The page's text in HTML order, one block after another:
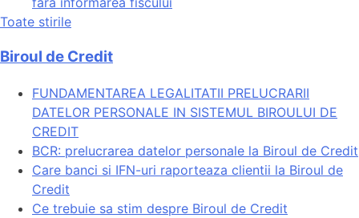
Toate stirile
Biroul de Credit
FUNDAMENTAREA LEGALITATII PRELUCRARII
DATELOR PERSONALE IN SISTEMUL BIROULUI DE
CREDIT
BCR: prelucrarea datelor personale la Biroul de Credit
Care banci si IFN-uri raporteaza clientii la Biroul de
Credit
Ce trebuie sa stim despre Biroul de Credit